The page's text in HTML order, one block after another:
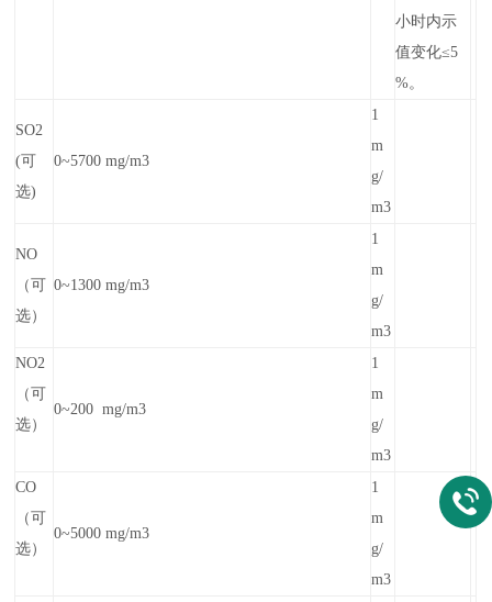
小时内示
值变化≤5
%。
SO2
(可
选)
0~5700 mg/m3
1
m
g/
m3
NO
（可
选）
0~1300 mg/m3
1
m
g/
m3
NO2
（可
选）
0~200 mg/m3
1
m
g/
m3
CO
（可
选）
0~5000 mg/m3
1
m
g/
m3